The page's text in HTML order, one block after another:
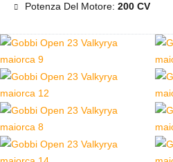
Potenza Del Motore: 200 CV